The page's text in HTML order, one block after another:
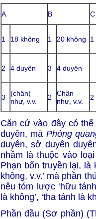
A B C
1 18 không 1 20 không 1
2 4 duyên 3 4 duyên
3
(chân)
như, v.v.
2
Chân
như, v.v.
2
Căn cứ vào đây có
duyên, mà Phóng
duyên, sở duyên
nhầm là thuộc vào
Phạn bổn truyền lại, là
không, v.v.’ mà phần
nêu tóm lược ‘hữu
là không’, ‘tha tánh là
Phần đầu (Sơ phần)